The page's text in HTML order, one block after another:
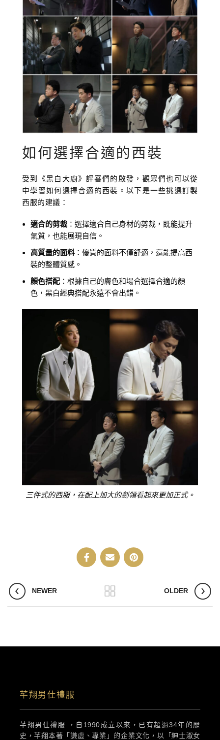
如何選擇合適的西裝
受到《黑白大廚》評審們的啟發，觀眾們也可以從
中學習如何選擇合適的西裝。以下是一些挑選訂製
西服的建議：
適合的剪裁 ：選擇適合自己身材的剪裁，既能提升
氣質，也能展現自信。
高質量的面料 ：優質的面料不僅舒適，還能提高西
裝的整體質感。
顏色搭配 ：根據自己的膚色和場合選擇合適的顏
色，黑白經典搭配永遠不會出錯。
三件式的西服，在配上加大的劍領看起來更加正式。
NEWER OLDER
芊翔男仕禮服
芊翔男仕禮服 ，自1990成立以來，已有超過34年的歷
史，芊翔本著「謙虛、專業」的企業文化，以「紳士淑女